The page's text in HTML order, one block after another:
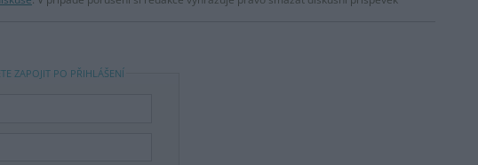
ZAPOJIT PO PŘIHLÁŠENÍ